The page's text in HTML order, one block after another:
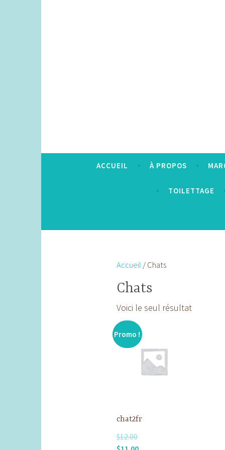
ACCUEIL À PROPOS
TOILETTAGE
Accueil / Chats
Chats
Voici le seul résultat
Promo !
chat2fr
$12.00